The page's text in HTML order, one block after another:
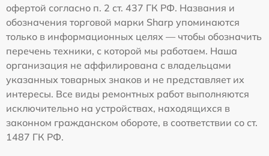
офертой согласно п. 2 ст. 437 ГК РФ. Названия и
обозначения торговой марки Sharp упоминаются
только в информационных целях — чтобы обозначить
перечень техники, с которой мы работаем. Наша
организация не аффилирована с владельцами
указанных товарных знаков и не представляет их
интересы. Все виды ремонтных работ выполняются
исключительно на устройствах, находящихся в
законном гражданском обороте, в соответствии со ст.
1487 ГК РФ.